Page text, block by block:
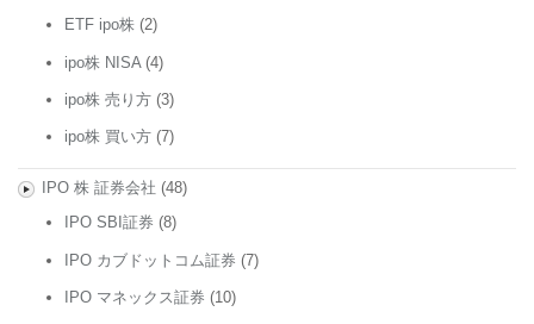
ETF ipo株 (2)
ipo株 NISA (4)
ipo株 売り方 (3)
ipo株 買い方 (7)
IPO 株 証券会社 (48)
IPO SBI証券 (8)
IPO カブドットコム証券 (7)
IPO マネックス証券 (10)